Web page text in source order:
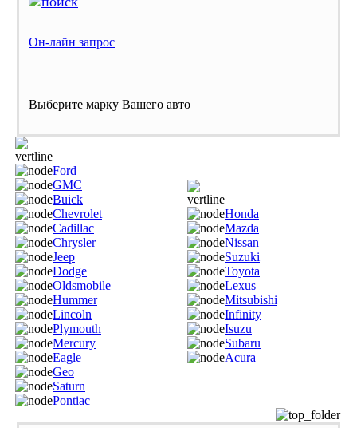
Он-лайн запрос
Выберите марку Вашего авто
Ford
GMC
Buick
Chevrolet
Cadillac
Chrysler
Jeep
Dodge
Oldsmobile
Hummer
Lincoln
Plymouth
Mercury
Eagle
Geo
Saturn
Pontiac
Honda
Mazda
Nissan
Suzuki
Toyota
Lexus
Mitsubishi
Infinity
Isuzu
Subaru
Acura